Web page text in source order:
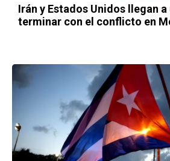
Irán y Estados Unidos llegan
terminar con el conflicto en